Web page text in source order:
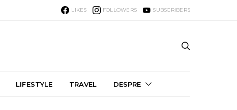
LIKES FOLLOWERS SUBSCRIBERS
LIFESTYLE TRAVEL DESPRE